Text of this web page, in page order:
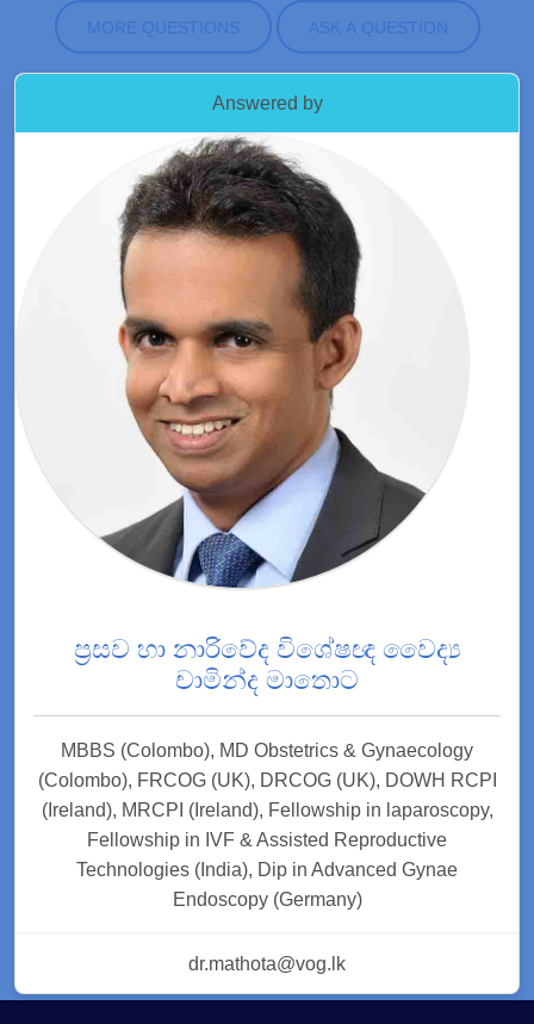
MORE QUESTIONS ASK A QUESTION
Answered by
ප්‍රසව හා නාරිවේද විශේෂඥ වෛද්‍ය
චාමින්ද මාතොට
MBBS (Colombo), MD Obstetrics & Gynaecology
(Colombo), FRCOG (UK), DRCOG (UK), DOWH RCPI
(Ireland), MRCPI (Ireland), Fellowship in laparoscopy,
Fellowship in IVF & Assisted Reproductive
Technologies (India), Dip in Advanced Gynae
Endoscopy (Germany)
dr.mathota@vog.lk